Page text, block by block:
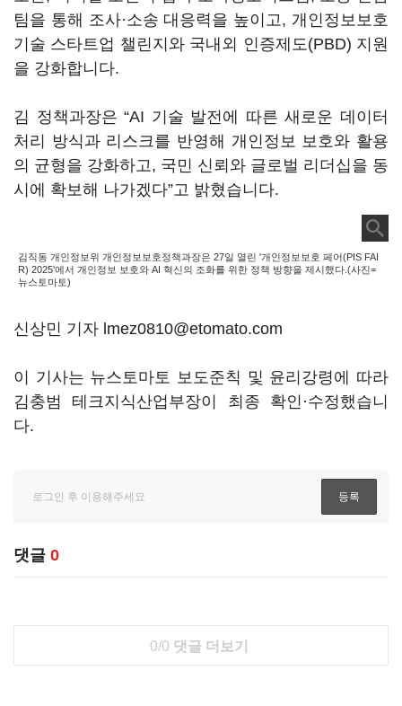
팀을 통해 조사·소송 대응력을 높이고, 개인정보보호
기술 스타트업 챌린지와 국내외 인증제도(PBD) 지원
을 강화합니다.
김 정책과장은 “AI 기술 발전에 따른 새로운 데이터
처리 방식과 리스크를 반영해 개인정보 보호와 활용
의 균형을 강화하고, 국민 신뢰와 글로벌 리더십을 동
시에 확보해 나가겠다”고 밝혔습니다.
김직동 개인정보위 개인정보보호정책과장은 27일 열린 '개인정보보호 페어(PIS FAI
R) 2025'에서 개인정보 보호와 AI 혁신의 조화를 위한 정책 방향을 제시했다.(사진=
뉴스토마토)
신상민 기자 lmez0810@etomato.com
이 기사는 뉴스토마토 보도준칙 및 윤리강령에 따라
김충범 테크지식산업부장이 최종 확인·수정했습니
다.
댓글 0
0/0 댓글 더보기